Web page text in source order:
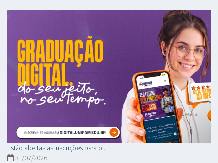
Estão abertas as inscrições para o...
31/07/2026